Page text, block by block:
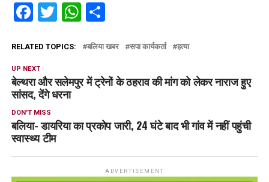
Facebook
TwitterWhatsApp
Share
RELATED TOPICS: बलिया खबर सपा कार्यकर्ता हत्या
UP NEXT
बेल्थरा और सलेमपुर में ट्रेनों के ठहराव की मांग को लेकर नाराज हुए
सांसद, देंगे धरना
DON'T MISS
बलिया- डायरिया का प्रकोप जारी, 24 घंटे बाद भी गांव में नहीं पहुंची
स्वास्थ्य टीम
ADVERTISEMENT